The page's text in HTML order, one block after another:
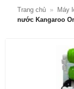
Trang chủ » Máy
nước Kangaroo